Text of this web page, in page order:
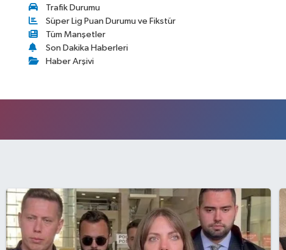
Trafik Durumu
Süper Lig Puan Durumu ve Fikstür
Tüm Manşetler
Son Dakika Haberleri
Haber Arşivi